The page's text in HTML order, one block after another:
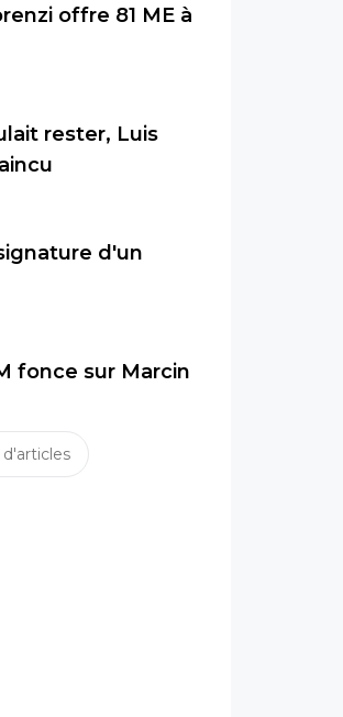
offre 81 ME à
rester, Luis
d'un
fonce sur Marcin
d'articles